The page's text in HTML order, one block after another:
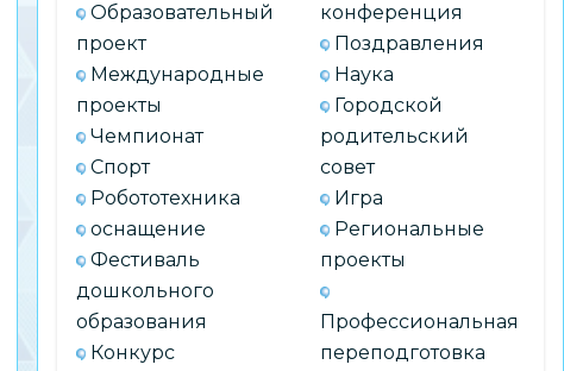
Образовательный
проект
Международные
проекты
Чемпионат
Спорт
Робототехника
оснащение
Фестиваль
дошкольного
образования
Конкурс
конференция
Поздравления
Наука
Городской
родительский
совет
Игра
Региональные
проекты
Профессиональная
переподготовка